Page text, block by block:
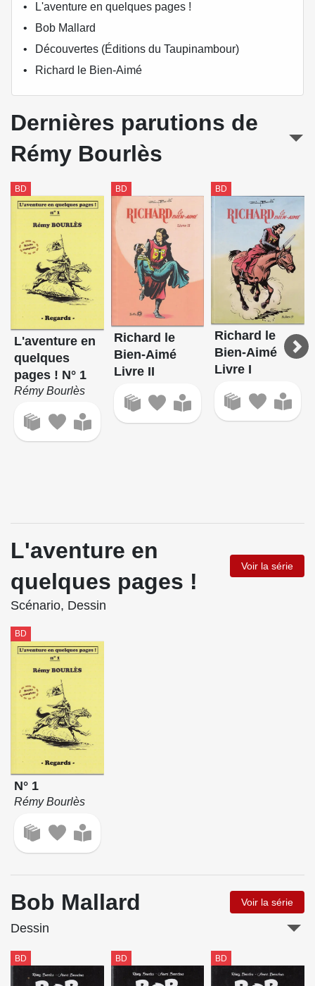
L'aventure en quelques pages !
Bob Mallard
Découvertes (Éditions du Taupinambour)
Richard le Bien-Aimé
Dernières parutions de
Rémy Bourlès
BD
L'aventure en
quelques
pages ! N° 1
Rémy Bourlès
BD
Richard le
Bien-Aimé
Livre II
BD
Richard le
Bien-Aimé
Livre I
L'aventure en
quelques pages !
Voir la série
Scénario, Dessin
BD
N° 1
Rémy Bourlès
Bob Mallard Voir la série
Dessin
BD BD BD